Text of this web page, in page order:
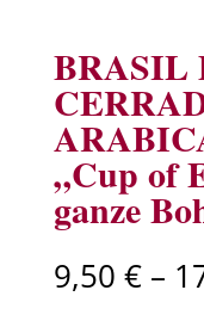
BRASIL
„Cup of
ganze
9,50 €–